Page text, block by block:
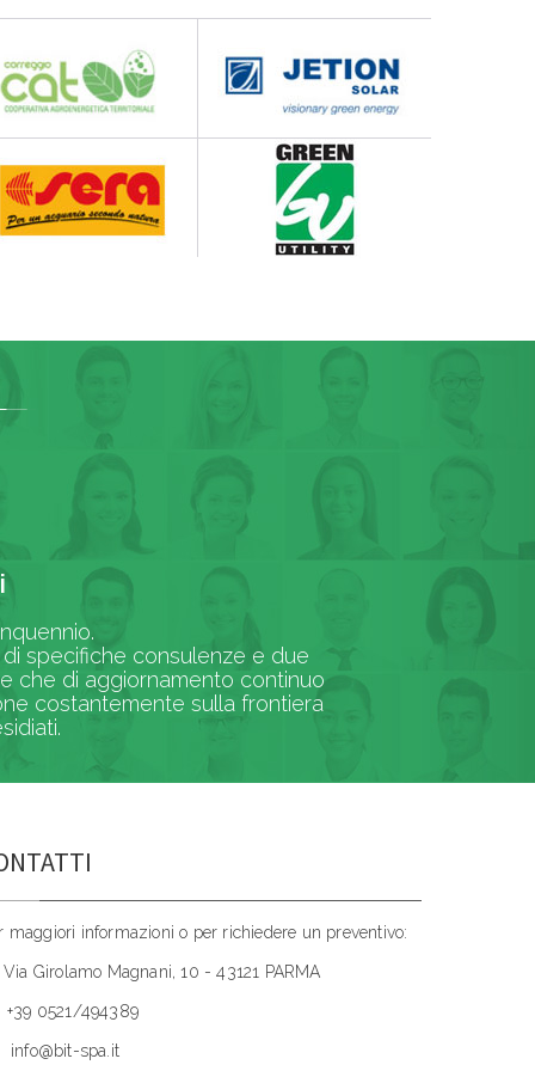
specifiche consulenze e due
che di aggiornamento continuo
costantemente sulla frontiera
maggiori informazioni o per richiedere un preventivo:
Via Girolamo Magnani, 10 - 43121 PARMA
+39 0521/494389
info@bit-spa.it